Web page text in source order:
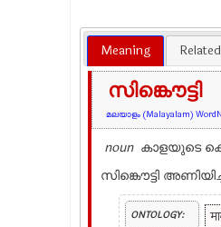
Meaning
സിങ്കൌട്ടി
മലയാളം (Malayalam)
noun കാളയുടെ
സിങ്കൌട്ടി
ONTOLOGY: